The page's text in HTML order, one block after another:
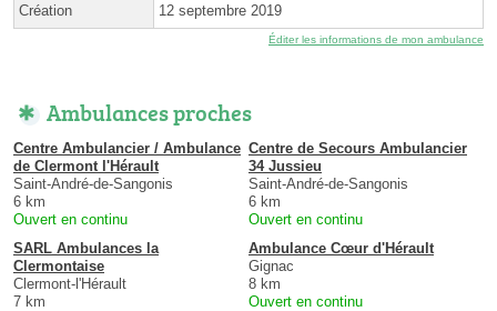
Création 12 septembre 2019
Éditer les informations de mon ambulance
Ambulances proches
Centre Ambulancier / Ambulance
de Clermont l'Hérault
Saint-André-de-Sangonis
6 km
Ouvert en continu
Centre de Secours Ambulancier
34 Jussieu
Saint-André-de-Sangonis
6 km
Ouvert en continu
SARL Ambulances la
Clermontaise
Clermont-l'Hérault
7 km
Ambulance Cœur d'Hérault
Gignac
8 km
Ouvert en continu